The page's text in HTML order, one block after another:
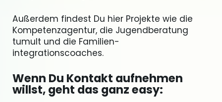
Außerdem findest Du hier Projekte wie die
Kompetenzagentur, die Jugendberatung
tumult und die Familien-
integrationscoaches.
Wenn Du Kontakt aufnehmen
willst, geht das ganz easy: